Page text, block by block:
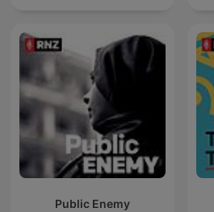
Public Enemy